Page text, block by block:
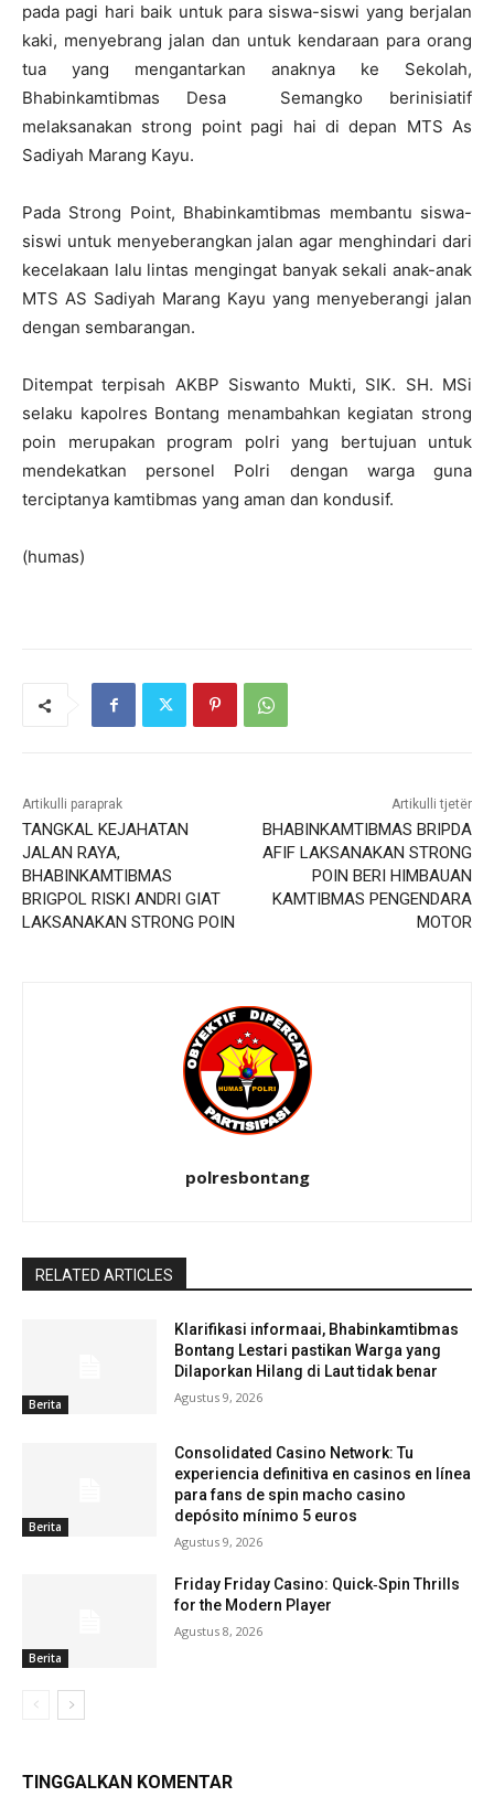
pada pagi hari baik untuk para siswa-siswi yang berjalan
kaki, menyebrang jalan dan untuk kendaraan para orang
tua yang mengantarkan anaknya ke Sekolah,
Bhabinkamtibmas Desa Semangko berinisiatif
melaksanakan strong point pagi hai di depan MTS As
Sadiyah Marang Kayu.
Pada Strong Point, Bhabinkamtibmas membantu siswa-
siswi untuk menyeberangkan jalan agar menghindari dari
kecelakaan lalu lintas mengingat banyak sekali anak-anak
MTS AS Sadiyah Marang Kayu yang menyeberangi jalan
dengan sembarangan.
Ditempat terpisah AKBP Siswanto Mukti, SIK. SH. MSi
selaku kapolres Bontang menambahkan kegiatan strong
poin merupakan program polri yang bertujuan untuk
mendekatkan personel Polri dengan warga guna
terciptanya kamtibmas yang aman dan kondusif.
(humas)
Artikulli paraprak
TANGKAL KEJAHATAN
JALAN RAYA,
BHABINKAMTIBMAS
BRIGPOL RISKI ANDRI GIAT
LAKSANAKAN STRONG POIN
Artikulli tjetër
BHABINKAMTIBMAS BRIPDA
AFIF LAKSANAKAN STRONG
POIN BERI HIMBAUAN
KAMTIBMAS PENGENDARA
MOTOR
polresbontang
RELATED ARTICLES
Berita
Klarifikasi informaai, Bhabinkamtibmas
Bontang Lestari pastikan Warga yang
Dilaporkan Hilang di Laut tidak benar
Agustus 9, 2026
Berita
Consolidated Casino Network: Tu
experiencia definitiva en casinos en línea
para fans de spin macho casino
depósito mínimo 5 euros
Agustus 9, 2026
Berita
Friday Friday Casino: Quick‑Spin Thrills
for the Modern Player
Agustus 8, 2026
TINGGALKAN KOMENTAR